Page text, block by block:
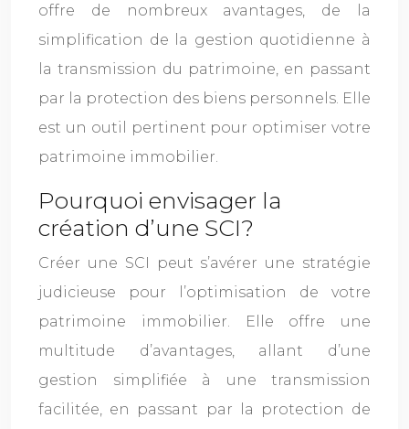
offre de nombreux avantages, de la
simplification de la gestion quotidienne à
la transmission du patrimoine, en passant
par la protection des biens personnels. Elle
est un outil pertinent pour optimiser votre
patrimoine immobilier.
Pourquoi envisager la
création d’une SCI?
Créer une SCI peut s’avérer une stratégie
judicieuse pour l’optimisation de votre
patrimoine immobilier. Elle offre une
multitude d’avantages, allant d’une
gestion simplifiée à une transmission
facilitée, en passant par la protection de